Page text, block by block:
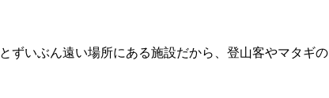
ずいぶん遠い場所にある施設だから、登山客やマタギの